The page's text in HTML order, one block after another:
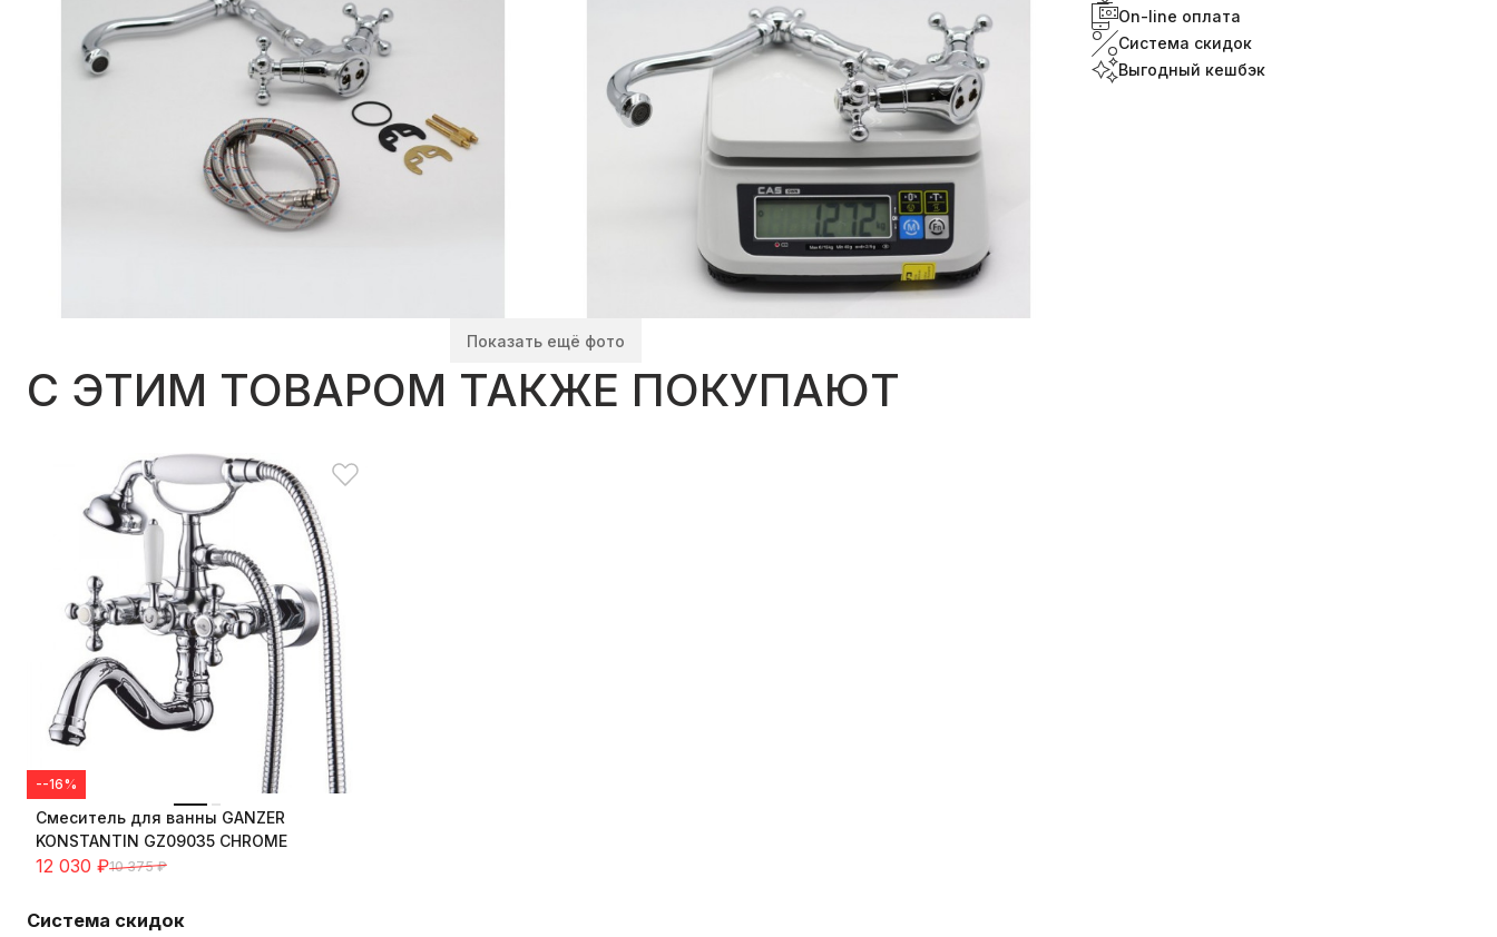
Показать ещё фото
On-line оплата
Система скидок
Выгодный кешбэк
C ЭТИМ ТОВАРОМ ТАКЖЕ ПОКУПАЮТ
--16%
Cмеситель для ванны GANZER
KONSTANTIN GZ09035 CHROME
12 030 ₽10 375 ₽
Система скидок